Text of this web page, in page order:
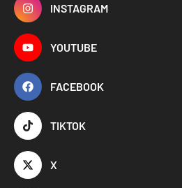
INSTAGRAM
YOUTUBE
FACEBOOK
TIKTOK
X